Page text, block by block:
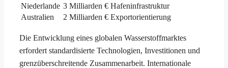
Niederlande 3 Milliarden € Hafeninfrastruktur
Australien
2 Milliarden € Exportorientierung
Die Entwicklung eines globalen Wasserstoffmarktes
erfordert standardisierte Technologien, Investitionen und
grenzüberschreitende Zusammenarbeit. Internationale